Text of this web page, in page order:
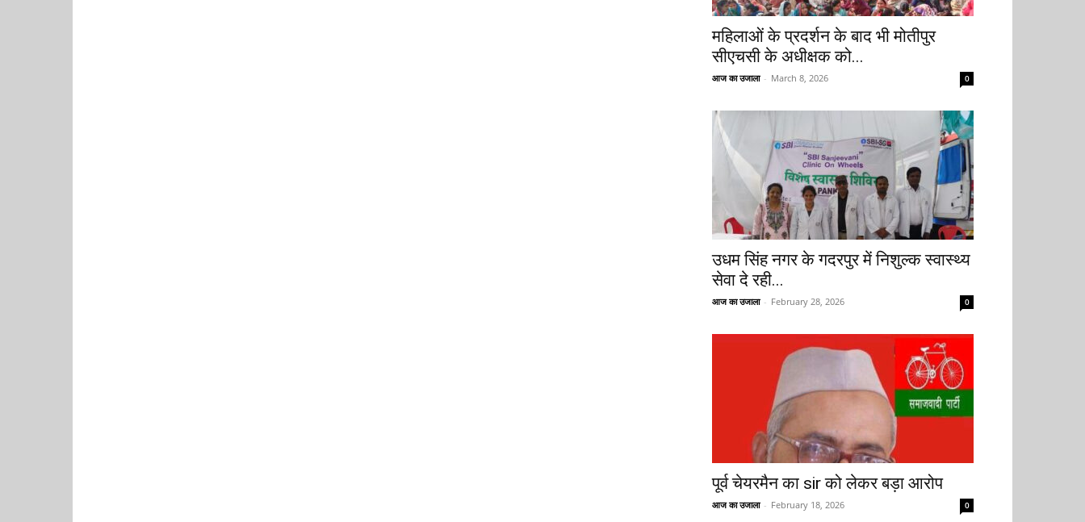
महिलाओं के प्रदर्शन के बाद भी मोतीपुर
सीएचसी के अधीक्षक को...
आज का उजाला - March 8, 2026 0
उधम सिंह नगर के गदरपुर में निशुल्क स्वास्थ्य
सेवा दे रही...
आज का उजाला - February 28, 2026 0
पूर्व चेयरमैन का sir को लेकर बड़ा आरोप
आज का उजाला - February 18, 2026 0